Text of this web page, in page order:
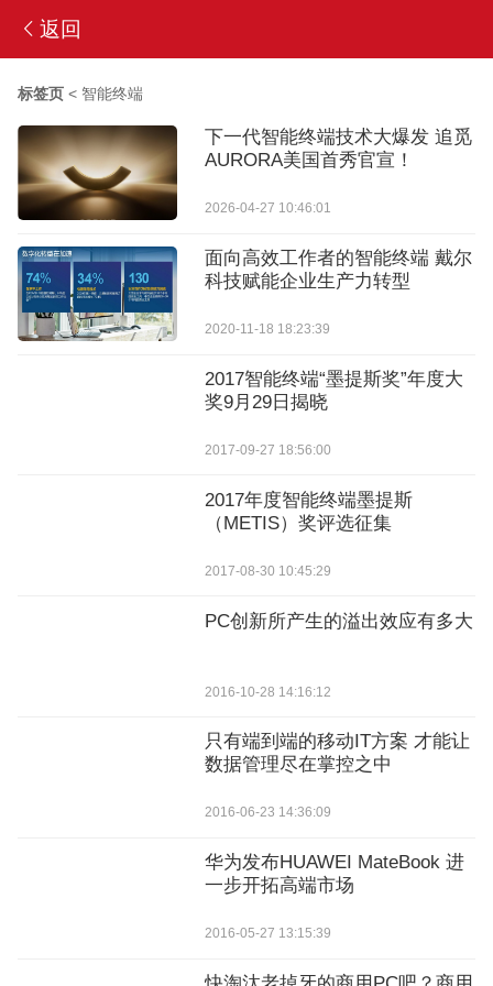
返回
标签页< 智能终端
下一代智能终端技术大爆发 追觅
AURORA美国首秀官宣！
2026-04-27 10:46:01
面向高效工作者的智能终端 戴尔
科技赋能企业生产力转型
2020-11-18 18:23:39
2017智能终端“墨提斯奖”年度大
奖9月29日揭晓
2017-09-27 18:56:00
2017年度智能终端墨提斯
（METIS）奖评选征集
2017-08-30 10:45:29
PC创新所产生的溢出效应有多大
2016-10-28 14:16:12
只有端到端的移动IT方案 才能让
数据管理尽在掌控之中
2016-06-23 14:36:09
华为发布HUAWEI MateBook 进
一步开拓高端市场
2016-05-27 13:15:39